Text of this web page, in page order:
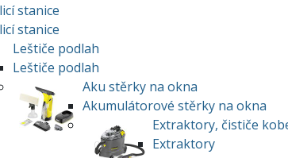
stanice
stanice
Leštiče podlah
Leštiče podlah
Aku stěrky na okna
Akumulátorové stěrky na okna
Extraktory, čističe
Extraktory